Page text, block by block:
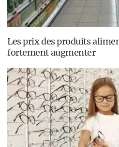
Les prix des produits
fortement augmenter